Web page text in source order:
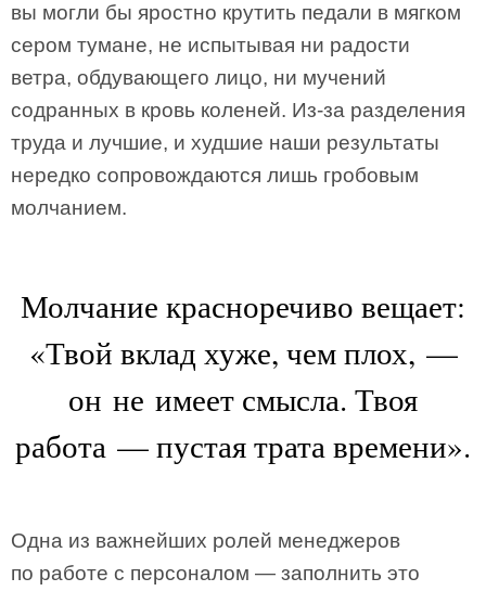
вы могли бы яростно крутить педали в мягком
сером тумане, не испытывая ни радости
ветра, обдувающего лицо, ни мучений
содранных в кровь коленей. Из-за разделения
труда и лучшие, и худшие наши результаты
нередко сопровождаются лишь гробовым
молчанием.
Молчание красноречиво вещает:
«Твой вклад хуже, чем плох, —
он не имеет смысла. Твоя
работа — пустая трата времени».
Одна из важнейших ролей менеджеров
по работе с персоналом — заполнить это